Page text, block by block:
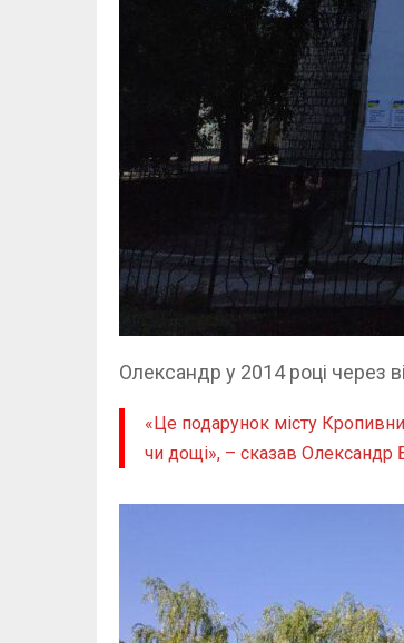
Олександр у 2014 році через
«Це подарунок місту
чи дощі», – сказав Олександр